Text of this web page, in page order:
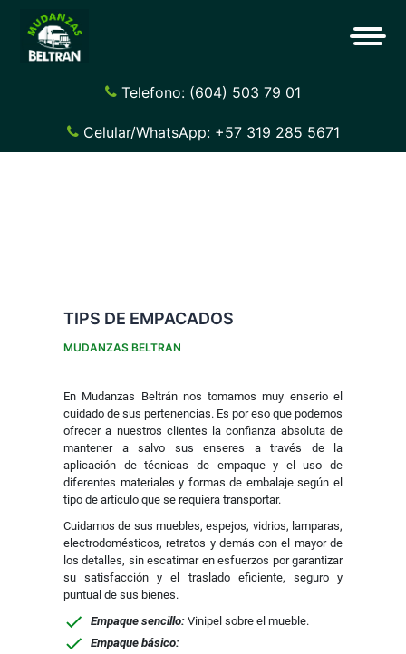
Telefono: (604) 503 79 01
Celular/WhatsApp: +57 319 285 5671
TIPS DE EMPACADOS
MUDANZAS BELTRAN
En Mudanzas Beltrán nos tomamos muy enserio el
cuidado de sus pertenencias. Es por eso que podemos
ofrecer a nuestros clientes la confianza absoluta de
mantener a salvo sus enseres a través de la
aplicación de técnicas de empaque y el uso de
diferentes materiales y formas de embalaje según el
tipo de artículo que se requiera transportar.
Cuidamos de sus muebles, espejos, vidrios, lamparas,
electrodomésticos, retratos y demás con el mayor de
los detalles, sin escatimar en esfuerzos por garantizar
su satisfacción y el traslado eficiente, seguro y
puntual de sus bienes.
Empaque sencillo: Vinipel sobre el mueble.
Empaque básico: